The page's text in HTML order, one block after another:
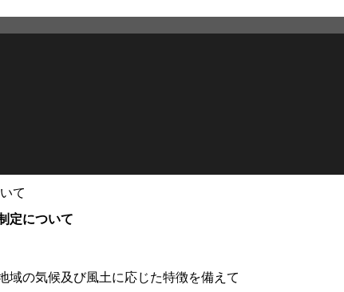
て
定について
域の気候及び風土に応じた特徴を備えて